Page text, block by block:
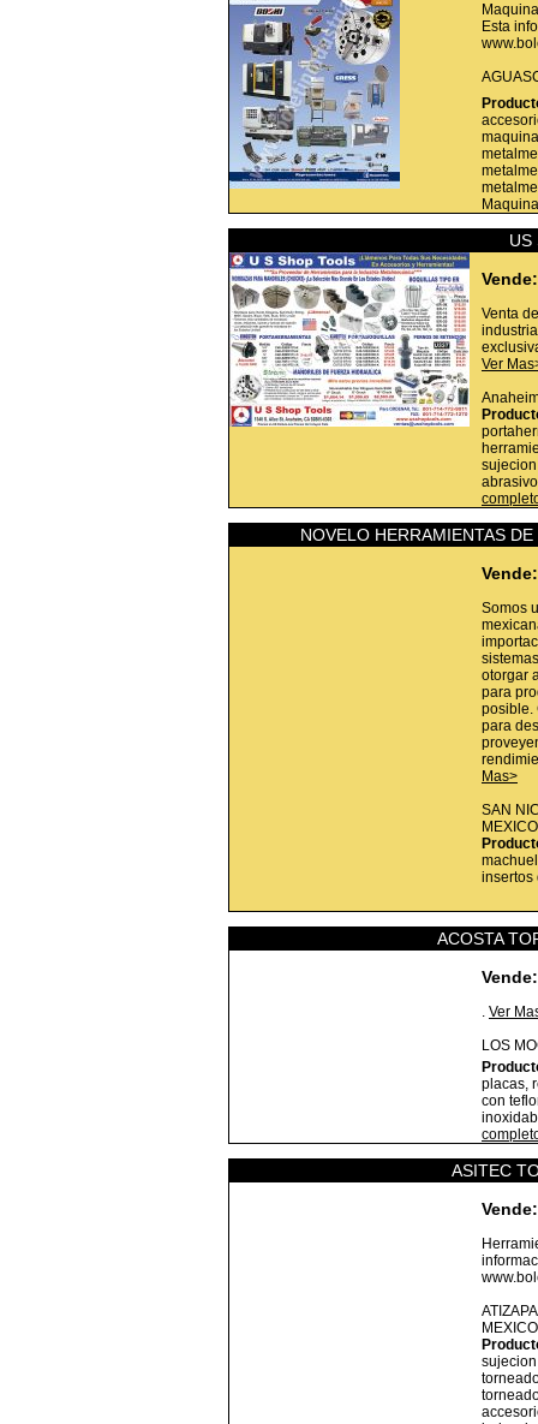
Esta
US
Vende:
Venta
Ver
NOVELO HERRAMIENTAS
Vende:
Somos
otorgar
para
posible.
para
Mas>
SAN
MEXICO
insertos
ACOSTA
Vende:
. Ver
LOS
placas,
con
ASITEC
Vende:
MEXICO